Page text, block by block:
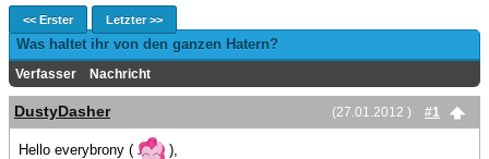
<< Erster Letzter >>
Was haltet ihr von den ganzen Hatern?
Verfasser Nachricht
(27.01.2012 ) #1
DustyDasher
Hello everybrony ( ),